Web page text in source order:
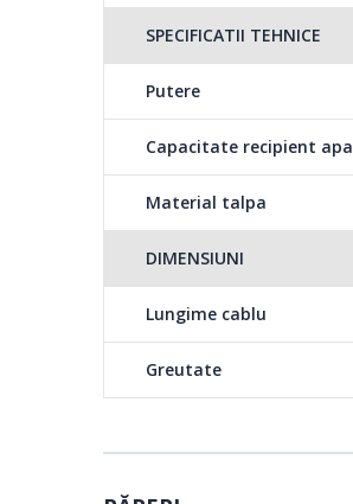
SPECIFICATII TEHNICE
Putere
Capacitate recipient apa
Material talpa
DIMENSIUNI
Lungime cablu
Greutate